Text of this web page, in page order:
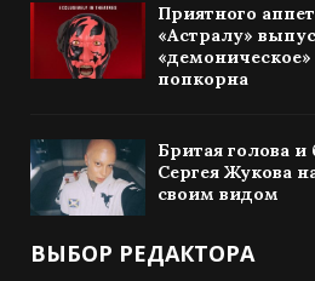
Приятного
«Астралу»
попкорна
Бритая голова
Сергея Жукова
своим видом
ВЫБОР РЕДАКТОРА